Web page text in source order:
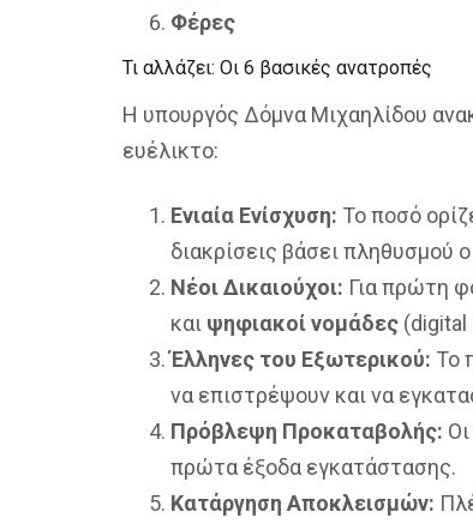
Φέρες
Τι αλλάζει: Οι 6 βασικές ανατροπές
Η υπουργός Δόμνα Μιχαηλίδου
ευέλικτο:
Ενιαία Ενίσχυση: Το ποσό
διακρίσεις βάσει πληθυσμού
Νέοι Δικαιούχοι: Για πρώτη
και ψηφιακοί νομάδες (digital
Έλληνες του Εξωτερικού: Το
να επιστρέψουν και να
Πρόβλεψη Προκαταβολής:
πρώτα έξοδα εγκατάστασης.
Κατάργηση Αποκλεισμών: